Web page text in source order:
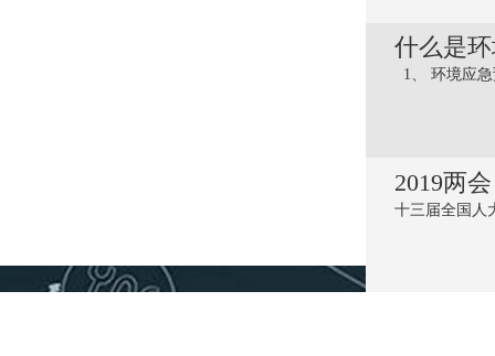
什么是
1、 环境应
2019两
十三届全国人